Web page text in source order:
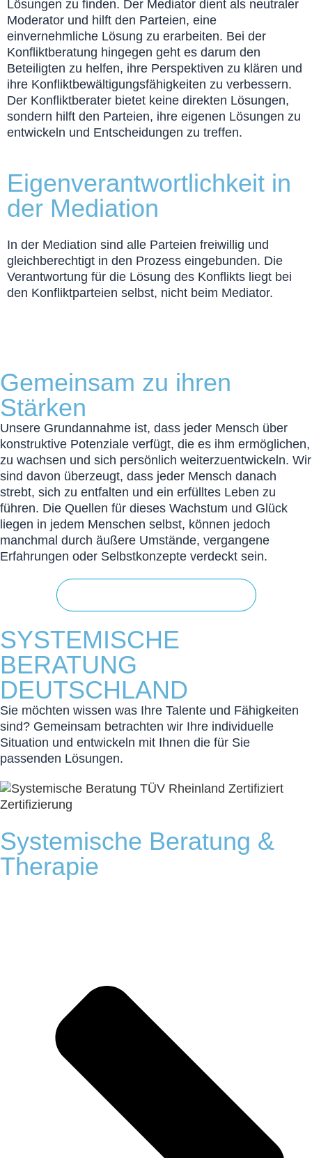
Lösungen zu finden. Der Mediator dient als neutraler
Moderator und hilft den Parteien, eine
einvernehmliche Lösung zu erarbeiten. Bei der
Konfliktberatung hingegen geht es darum den
Beteiligten zu helfen, ihre Perspektiven zu klären und
ihre Konfliktbewältigungsfähigkeiten zu verbessern.
Der Konfliktberater bietet keine direkten Lösungen,
sondern hilft den Parteien, ihre eigenen Lösungen zu
entwickeln und Entscheidungen zu treffen.
Eigenverantwortlichkeit in
der Mediation
In der Mediation sind alle Parteien freiwillig und
gleichberechtigt in den Prozess eingebunden. Die
Verantwortung für die Lösung des Konflikts liegt bei
den Konfliktparteien selbst, nicht beim Mediator.
Gemeinsam zu ihren
Stärken
Unsere Grundannahme ist, dass jeder Mensch über
konstruktive Potenziale verfügt, die es ihm ermöglichen,
zu wachsen und sich persönlich weiterzuentwickeln. Wir
sind davon überzeugt, dass jeder Mensch danach
strebt, sich zu entfalten und ein erfülltes Leben zu
führen. Die Quellen für dieses Wachstum und Glück
liegen in jedem Menschen selbst, können jedoch
manchmal durch äußere Umstände, vergangene
Erfahrungen oder Selbstkonzepte verdeckt sein.
SYSTEMISCHE
BERATUNG
DEUTSCHLAND
Sie möch­ten wissen was Ihre Talente und Fähigkeiten
sind? Gemeinsam betrachten wir Ihre individuelle
Situation und ent­wickeln mit Ihnen die für Sie
passenden Lösung­en.
Systemische Beratung &
Therapie